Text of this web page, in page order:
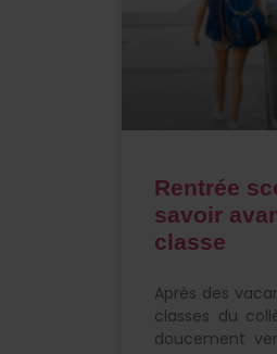
Rentrée
savoir
classe
Après des
classes du
doucement